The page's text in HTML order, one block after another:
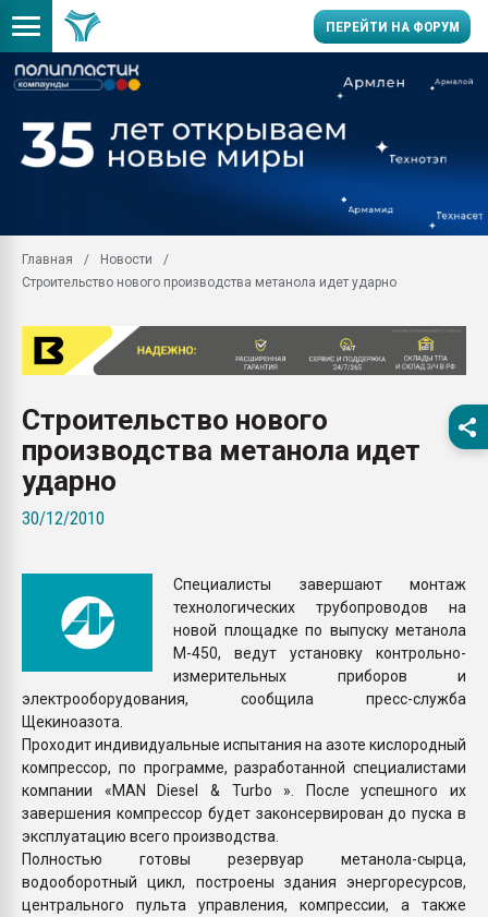
ПЕРЕЙТИ НА ФОРУМ
Вакуум-формовочные
28.07.2026
Всё, что касается
бутылок
Материал
вакуумного
Продам отходы
Главная
Новости
Строительство нового производства метанола идет ударно
Строительство нового
производства метанола идет
ударно
30/12/2010
Cпециалисты завершают монтаж
технологических трубопроводов на
новой площадке по выпуску метанола
М-450, ведут установку контрольно-
измерительных приборов и
электрооборудования, сообщила пресс-служба
Щекиноазота.
Проходит индивидуальные испытания на азоте кислородный
компрессор, по программе, разработанной специалистами
компании «MAN Diesel & Turbo ». После успешного их
завершения компрессор будет законсервирован до пуска в
эксплуатацию всего производства.
Полностью готовы резервуар метанола-сырца,
водооборотный цикл, построены здания энергоресурсов,
центрального пульта управления, компрессии, а также